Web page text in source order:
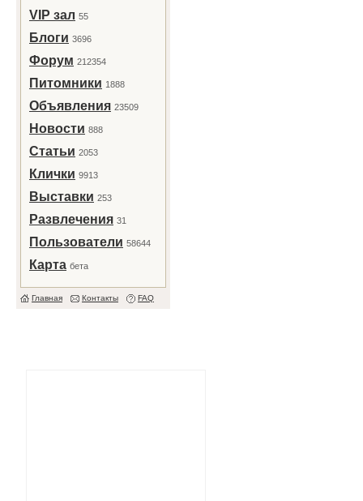
VIP зал 55
Блоги 3696
Форум 212354
Питомники 1888
Объявления 23509
Новости 888
Статьи 2053
Клички 9913
Выставки 253
Развлечения 31
Пользователи 58644
Карта бета
Главная Контакты FAQ